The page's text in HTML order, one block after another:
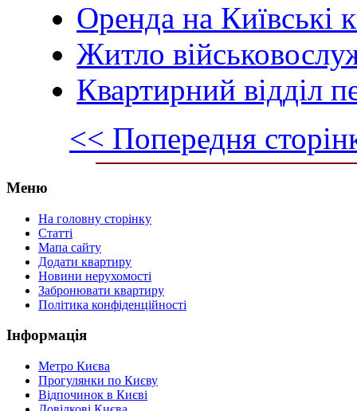
Оренда на Київські
Житло
Квартирний відділ
<< Попередня
Меню
На головну сторінку
Статті
Мапа сайту
Додати квартиру
Новини нерухомості
Забронювати квартиру
Політика конфіденційності
Інформація
Метро Києва
Прогулянки по Києву
Відпочинок в Києві